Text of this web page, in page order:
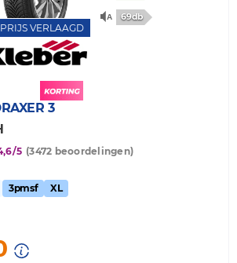
VERLAAGD
69db
3
5 (3472 beoordelingen)
3pmsf XL